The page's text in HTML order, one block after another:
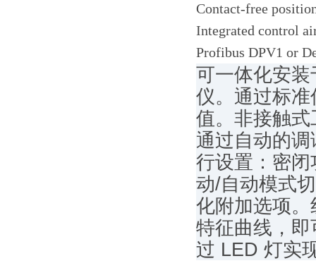
Contact-free
Integrated control
Profibus DPV1 or
可一体化安
仪。通过标
值。非接触
通过自动的
行设置：密
动/自动模式
化附加选项
特征曲线，
过 LED 灯实